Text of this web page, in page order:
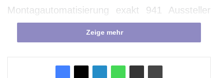
Montagautomatisierung exakt 941 Aussteller
und außerdem zur Bondexpo – Internationale
Fachmesse für Klebtechnologie weitere 116
Aussteller, also insgesamt 1.057 Aussteller,
Zeige mehr